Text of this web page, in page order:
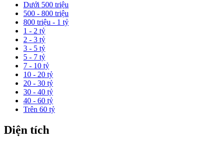
Dưới 500 triệu
500 - 800 triệu
800 triệu - 1 tỷ
1 - 2 tỷ
2 - 3 tỷ
3 - 5 tỷ
5 - 7 tỷ
7 - 10 tỷ
10 - 20 tỷ
20 - 30 tỷ
30 - 40 tỷ
40 - 60 tỷ
Trên 60 tỷ
Diện tích